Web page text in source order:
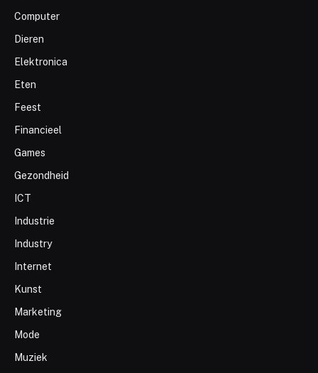
Computer
Dieren
Elektronica
Eten
Feest
Financieel
Games
Gezondheid
ICT
Industrie
Industry
Internet
Kunst
Marketing
Mode
Muziek